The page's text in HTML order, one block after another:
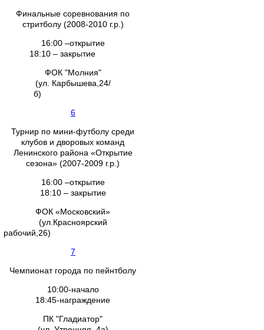
Финальные соревнования по
стритболу (2008-2010 г.р.)
16:00 –открытие
18:10 – закрытие
ФОК "Молния"
(ул. Карбышева,24/
б)
6
Турнир по мини-футболу среди
клубов и дворовых команд
Ленинского района «Открытие
сезона» (2007-2009 г.р.)
16:00 –открытие
18:10 – закрытие
ФОК «Московский»
(ул.Красноярский
рабочий,26)
7
Чемпионат города по пейнтболу
10:00-начало
18:45-награждение
ПК "Гладиатор"